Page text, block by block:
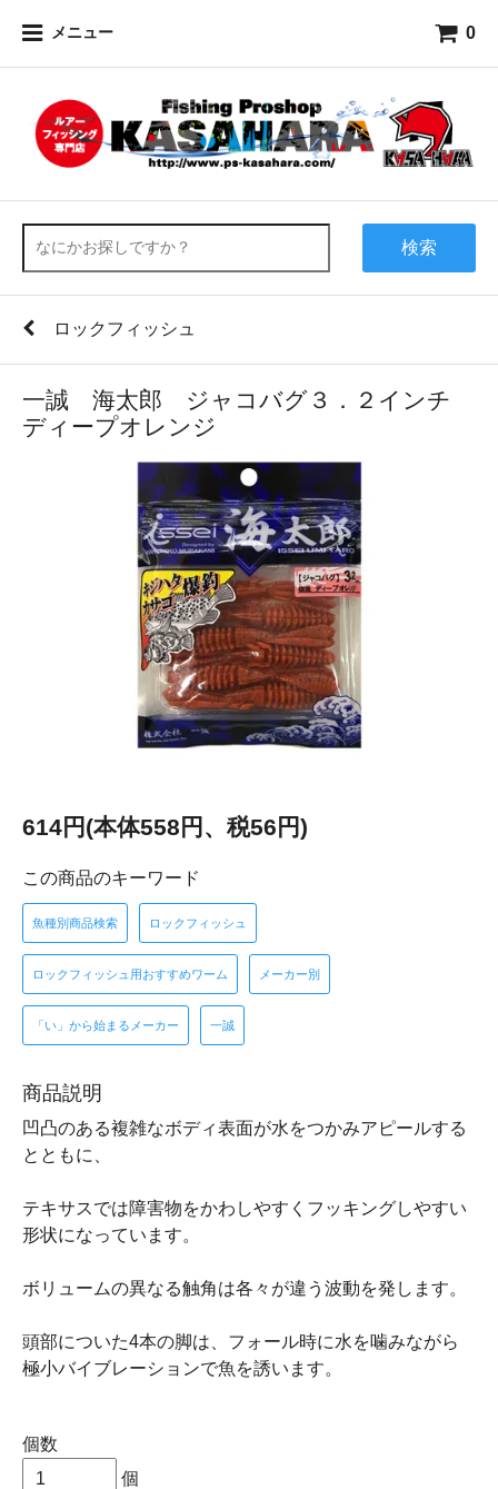
メニュー 0
検索
ロックフィッシュ
一誠 海太郎 ジャコバグ３．２インチ
ディープオレンジ
614円(本体558円、税56円)
この商品のキーワード
魚種別商品検索 ロックフィッシュ
ロックフィッシュ用おすすめワーム メーカー別
「い」から始まるメーカー 一誠
商品説明
凹凸のある複雑なボディ表面が水をつかみアピールする
とともに、
テキサスでは障害物をかわしやすくフッキングしやすい
形状になっています。
ボリュームの異なる触角は各々が違う波動を発します。
頭部についた4本の脚は、フォール時に水を噛みながら
極小バイブレーションで魚を誘います。
個数
個